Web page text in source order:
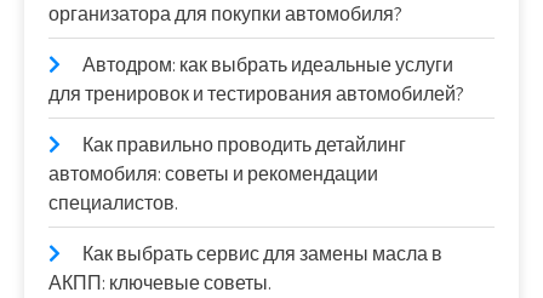
организатора для покупки автомобиля?
Автодром: как выбрать идеальные услуги
для тренировок и тестирования автомобилей?
Как правильно проводить детайлинг
автомобиля: советы и рекомендации
специалистов.
Как выбрать сервис для замены масла в
АКПП: ключевые советы.